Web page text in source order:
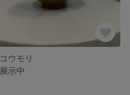
コウモリ
展示中